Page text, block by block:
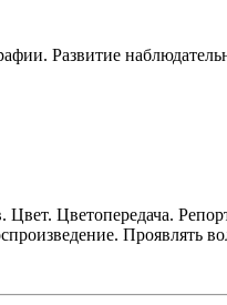
Развитие
Цветопередача.
Проявлять